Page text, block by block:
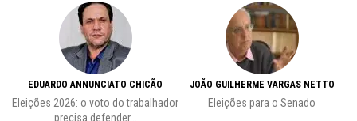
EDUARDO ANNUNCIATO CHICÃO
Eleições 2026: o voto do trabalhador
precisa defender...
JOÃO GUILHERME VARGAS NETTO
Eleições para o Senado